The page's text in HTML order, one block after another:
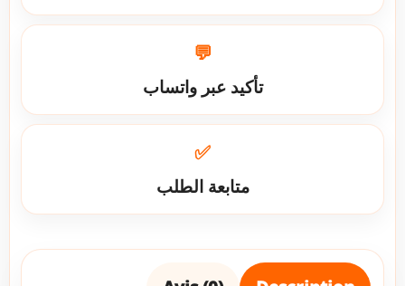
💬
تأكيد عبر واتساب
✅
متابعة الطلب